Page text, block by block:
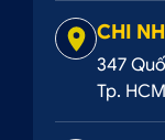
CHI
347
Tp. HCM